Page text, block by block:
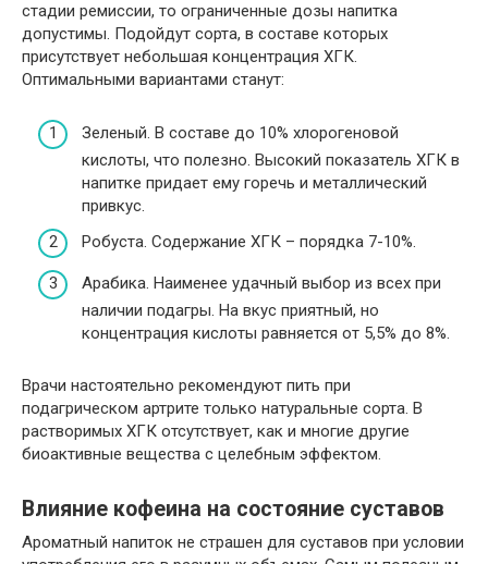
стадии ремиссии, то ограниченные дозы напитка
допустимы. Подойдут сорта, в составе которых
присутствует небольшая концентрация ХГК.
Оптимальными вариантами станут:
Зеленый. В составе до 10% хлорогеновой
кислоты, что полезно. Высокий показатель ХГК в
напитке придает ему горечь и металлический
привкус.
Робуста. Содержание ХГК – порядка 7-10%.
Арабика. Наименее удачный выбор из всех при
наличии подагры. На вкус приятный, но
концентрация кислоты равняется от 5,5% до 8%.
Врачи настоятельно рекомендуют пить при
подагрическом артрите только натуральные сорта. В
растворимых ХГК отсутствует, как и многие другие
биоактивные вещества с целебным эффектом.
Влияние кофеина на состояние суставов
Ароматный напиток не страшен для суставов при условии